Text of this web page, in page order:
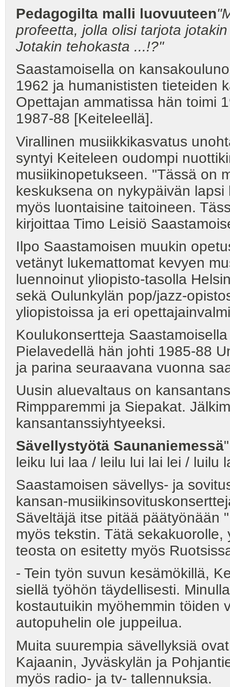
Pedagogilta malli luovuuteen
profeetta, jolla olisi tarjota
Jotakin tehokasta ...!?"
Saastamoisella on
1962 ja humanististen tieteiden
Opettajan ammatissa hän toimi
1987-88 [Keiteleellä].
Virallinen musiikkikasvatus
syntyi Keiteleen oudompi
musiikinopetukseen. "Tässä on
keskuksena on nykypäivän
myös luontaisine taitoineen.
kirjoittaa Timo Leisiö
Ilpo Saastamoisen muukin
vetänyt lukemattomat kevyen
luennoinut yliopisto-tasolla
sekä Oulunkylän pop/jazz-
yliopistoissa ja eri
Koulukonsertteja
Pielavedellä hän johti 1985-88
ja parina seuraavana vuonna
Uusin aluevaltaus on
Rimpparemmi ja Siepakat.
kansantanssiyhtyeeksi.
Sävellystyötä Saunaniemessä
leiku lui laa / leilu lui lai lei / luilu
Saastamoisen sävellys- ja
kansan-
Säveltäjä itse pitää päätyönään
myös tekstin. Tätä
teosta on esitetty myös
- Tein työn suvun kesämökillä,
siellä työhön täydellisesti.
kostautuikin myöhemmin töiden
autopuhelin ole juppeilua.
Muita suurempia sävellyksiä
Kajaanin, Jyväskylän ja
myös radio- ja tv- tallennuksia.